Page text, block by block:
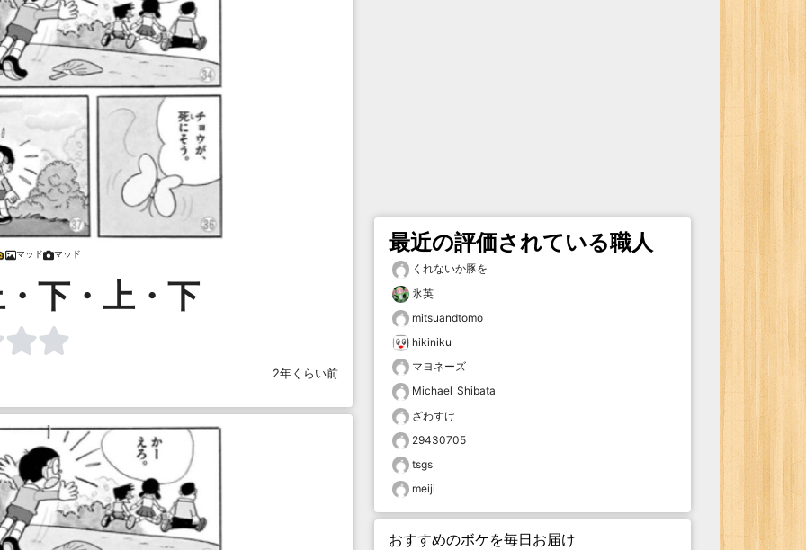
マッド マッド
下・上・下
2年くらい前
最近の評価されている職人
くれないか豚を
氷英
mitsuandtomo
hikiniku
マヨネーズ
Michael_Shibata
ざわすけ
29430705
tsgs
meiji
おすすめのボケを毎日お届け